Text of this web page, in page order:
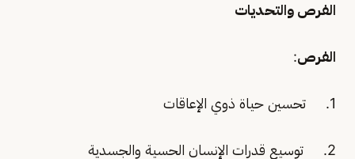
الفرص والتحديات
الفرص:
1. تحسين حياة ذوي الإعاقات
2. توسيع قدرات الإنسان الحسية والجسدية